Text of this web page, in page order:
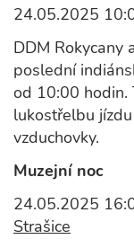
24.05.2025
DDM Rokycany
poslední
od 10:00 hodin.
lukostřelbu
vzduchovky.
Muzejní noc
24.05.2025
Strašice